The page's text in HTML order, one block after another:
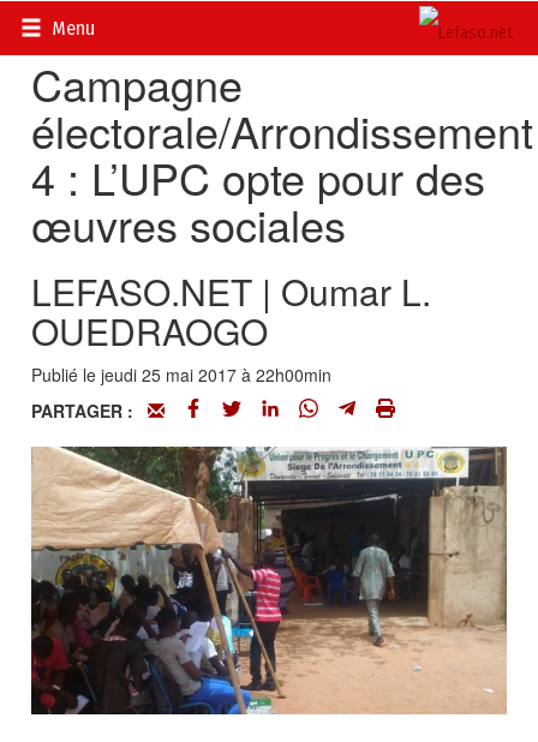
Menu
Accueil>
Campagne
électorale/Arrondissement
4 : L’UPC opte pour des
œuvres sociales
LEFASO.NET | Oumar L.
OUEDRAOGO
Publié le jeudi 25 mai 2017 à 22h00min
PARTAGER :